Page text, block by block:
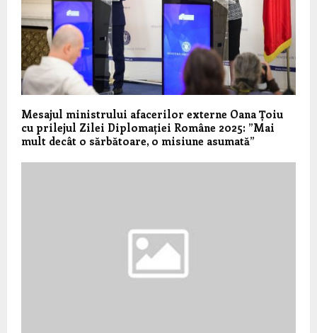
Mesajul ministrului afacerilor externe Oana Țoiu
cu prilejul Zilei Diplomației Române 2025: ”Mai
mult decât o sărbătoare, o misiune asumată”